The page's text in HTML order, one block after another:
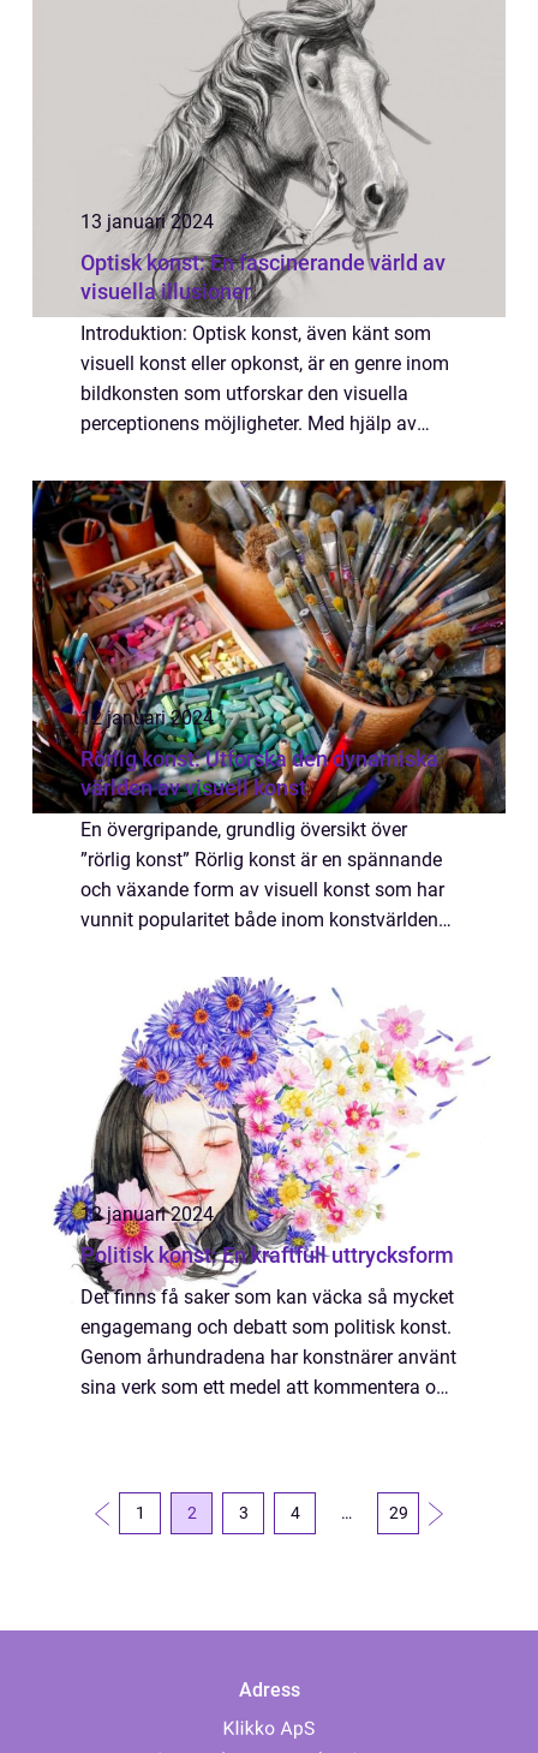
13 januari 2024
Optisk konst: En fascinerande värld av
visuella illusioner
Introduktion: Optisk konst, även känt som
visuell konst eller opkonst, är en genre inom
bildkonsten som utforskar den visuella
perceptionens möjligheter. Med hjälp av
konstverk för att skapa visuella illusioner
och...
12 januari 2024
Rörlig konst: Utforska den dynamiska
världen av visuell konst
En övergripande, grundlig översikt över
”rörlig konst” Rörlig konst är en spännande
och växande form av visuell konst som har
vunnit popularitet både inom konstvärlden
refererar till konstverk som invo...
12 januari 2024
Politisk konst: En kraftfull uttrycksform
Det finns få saker som kan väcka så mycket
engagemang och debatt som politisk konst.
Genom århundradena har konstnärer använt
sina verk som ett medel att kommentera och
1 2 3 4 … 29
Adress